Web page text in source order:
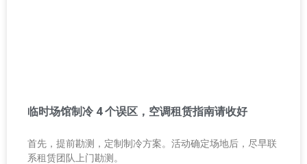
临时场馆制冷 4 个误区，空调租赁指南请收好
首先，提前勘测，定制制冷方案。活动确定场地后，尽早联
系租赁团队上门勘测。